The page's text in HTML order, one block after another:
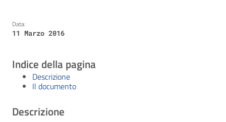
Data:
11 Marzo 2016
Indice della pagina
Descrizione
Il documento
Descrizione